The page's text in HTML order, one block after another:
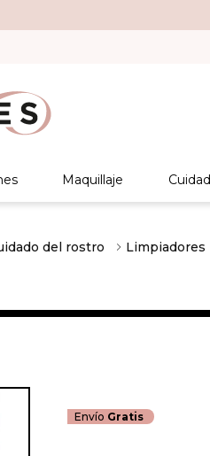
Maquillaje
del rostro Limpiadores
Envío Gratis